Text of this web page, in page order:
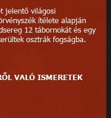
jelentő világosi
ítélete alapján
12 tábornokát és egy
osztrák fogságba.
VALÓ ISMERETEK